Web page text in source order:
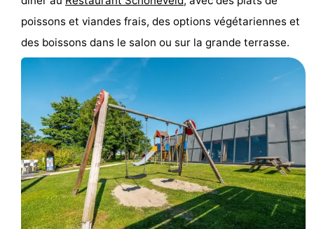
intérieures
mini-
bien-
Villages
Nature
Piscines
Équitation
Terrains
poissons et viandes frais, des options végétariennes et
des boissons dans le salon ou sur la grande terrasse.